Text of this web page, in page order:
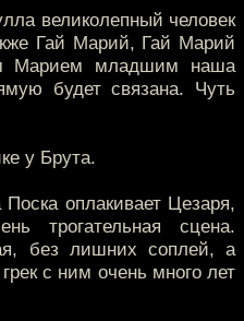
великолепный человек
Гай Марий, Гай Марий
Марием младшим наша
будет связана. Чуть
у Брута.
Поска оплакивает Цезаря,
трогательная сцена.
без лишних соплей, а
с ним очень много лет